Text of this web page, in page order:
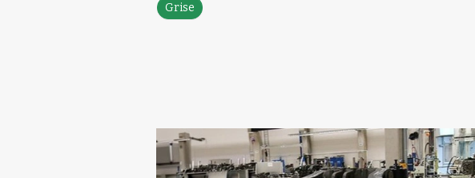
Grise